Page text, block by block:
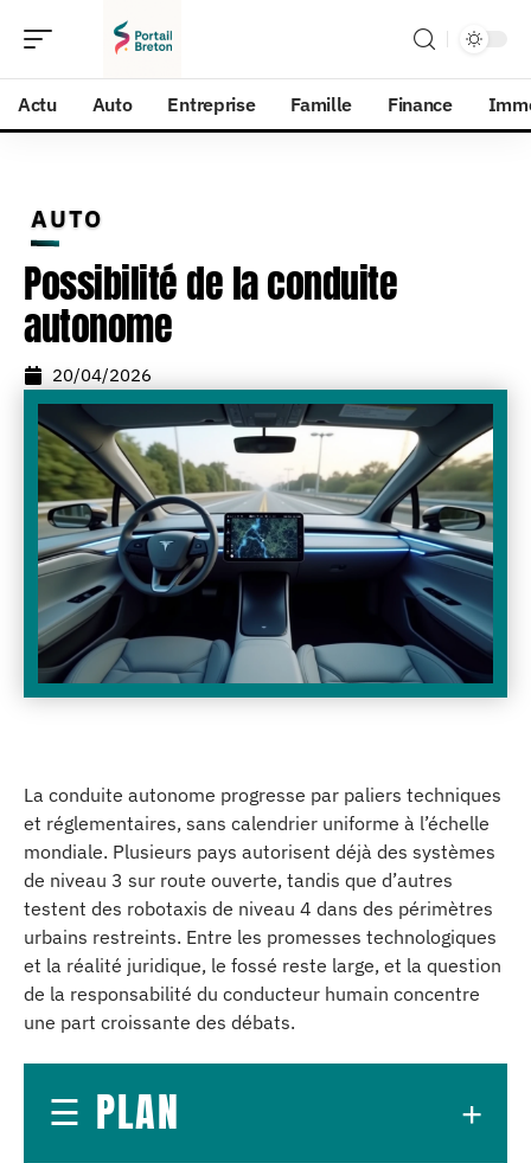
Actu Auto Entreprise Famille Finance
AUTO
Possibilité de la conduite
autonome
20/04/2026
La conduite autonome progresse par paliers techniques
et réglementaires, sans calendrier uniforme à l’échelle
mondiale. Plusieurs pays autorisent déjà des systèmes
de niveau 3 sur route ouverte, tandis que d’autres
testent des robotaxis de niveau 4 dans des périmètres
urbains restreints. Entre les promesses technologiques
et la réalité juridique, le fossé reste large, et la question
de la responsabilité du conducteur humain concentre
une part croissante des débats.
PLAN